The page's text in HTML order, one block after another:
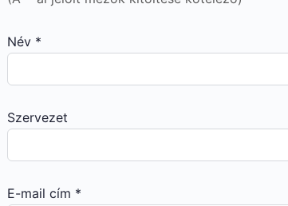
Név *
Szervezet
E-mail cím *